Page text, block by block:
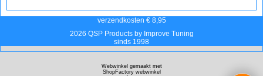
verzendkosten € 8,95
2026 QSP Products by Improve Tuning
sinds 1998
Webwinkel gemaakt met
ShopFactory webwinkel